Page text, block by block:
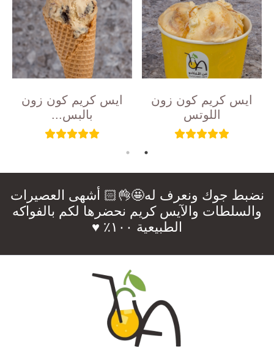
ايس كريم كون زون
بالبس...
ايس كريم كون زون
اللوتس
نضبط جوك ونعرف له🤩👌🏻 أشهى العصيرات
والسلطات والآيس كريم نحضرها لكم بالفواكه
الطبيعية ١٠٠٪؜ ♥️